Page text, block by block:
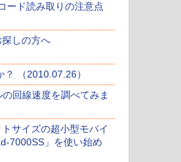
ード読み取りの注意点
しの方へ
（2010.07.26）
回線速度を調べてみま
サイズの超小型モバイ
7000SS」を使い始め